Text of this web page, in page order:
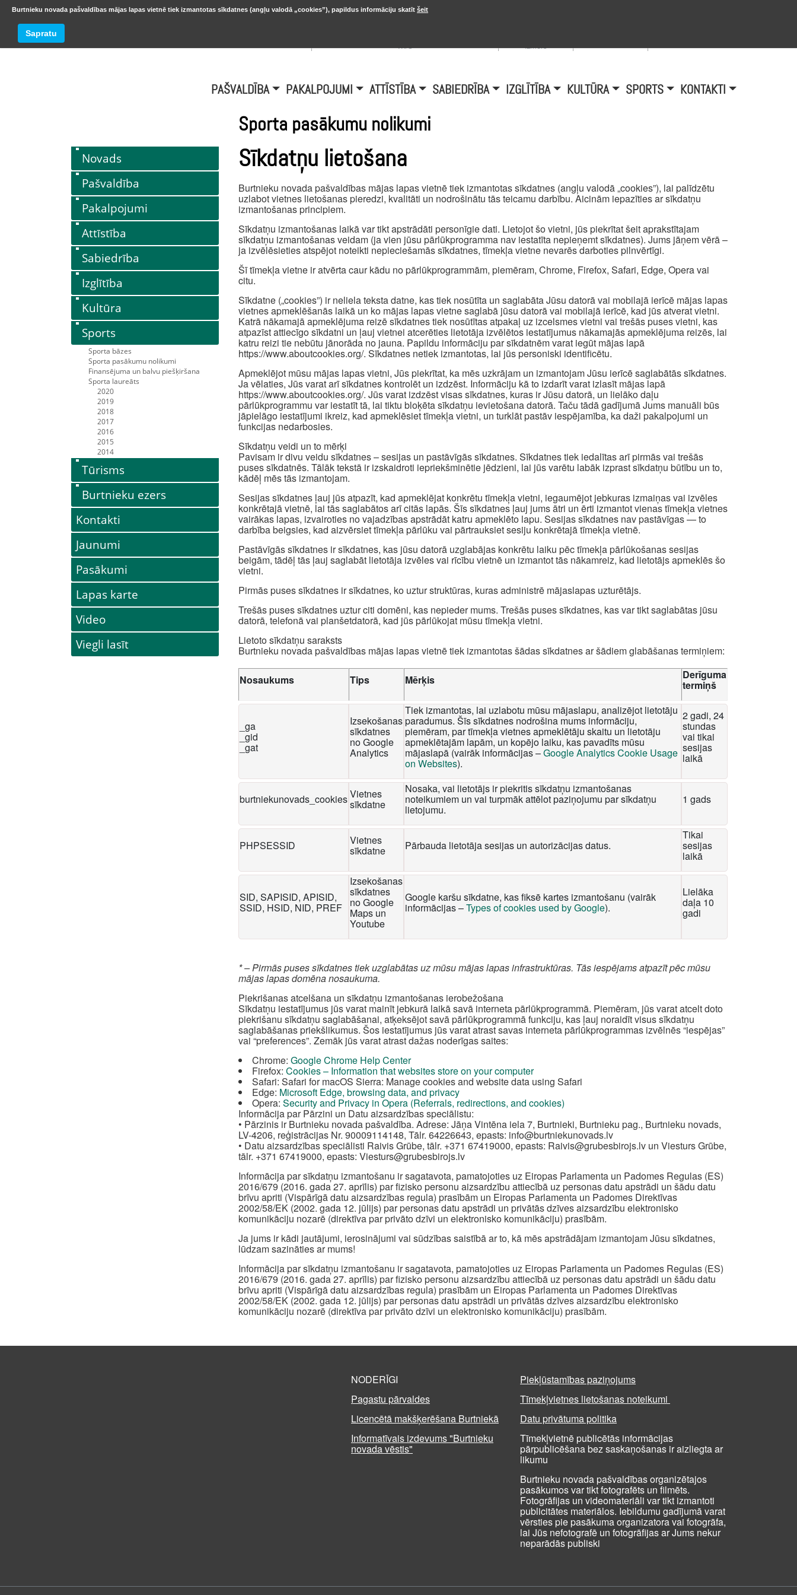
BURTNIEKU NOVADS m/s
izmērs
PAŠVALDĪBA PAKALPOJUMI ATTĪSTĪBA SABIEDRĪBA IZGLĪTĪBA KULTŪRA SPORTS KONTAKTI
Novads
Pašvaldība
Pakalpojumi
Attīstība
Sabiedrība
Izglītība
Kultūra
Sports
Sporta bāzes
Sporta pasākumu nolikumi
Finansējuma un balvu piešķiršana
Sporta laureāts
2020
2019
2018
2017
2016
2015
2014
Tūrisms
Burtnieku ezers
Kontakti
Jaunumi
Pasākumi
Lapas karte
Video
Viegli lasīt
Sporta pasākumu nolikumi
Sīkdatņu lietošana
Burtnieku novada pašvaldības mājas lapas vietnē tiek izmantotas sīkdatnes (angļu valodā „cookies”), lai palīdzētu
uzlabot vietnes lietošanas pieredzi, kvalitāti un nodrošinātu tās teicamu darbību. Aicinām iepazīties ar sīkdatņu
izmantošanas principiem.
Sīkdatņu izmantošanas laikā var tikt apstrādāti personīgie dati. Lietojot šo vietni, jūs piekrītat šeit aprakstītajam
sīkdatņu izmantošanas veidam (ja vien jūsu pārlūkprogramma nav iestatīta nepieņemt sīkdatnes). Jums jāņem vērā –
ja izvēlēsieties atspējot noteikti nepieciešamās sīkdatnes, tīmekļa vietne nevarēs darboties pilnvērtīgi.
Šī tīmekļa vietne ir atvērta caur kādu no pārlūkprogrammām, piemēram, Chrome, Firefox, Safari, Edge, Opera vai
citu.
Sīkdatne („cookies”) ir neliela teksta datne, kas tiek nosūtīta un saglabāta Jūsu datorā vai mobilajā ierīcē mājas lapas
vietnes apmeklēšanās laikā un ko mājas lapas vietne saglabā jūsu datorā vai mobilajā ierīcē, kad jūs atverat vietni.
Katrā nākamajā apmeklējuma reizē sīkdatnes tiek nosūtītas atpakaļ uz izcelsmes vietni vai trešās puses vietni, kas
atpazīst attiecīgo sīkdatni un ļauj vietnei atcerēties lietotāja izvēlētos iestatījumus nākamajās apmeklējuma reizēs, lai
katru reizi tie nebūtu jānorāda no jauna. Papildu informāciju par sīkdatnēm varat iegūt mājas lapā
https://www.aboutcookies.org/. Sīkdatnes netiek izmantotas, lai jūs personiski identificētu.
Apmeklējot mūsu mājas lapas vietni, Jūs piekrītat, ka mēs uzkrājam un izmantojam Jūsu ierīcē saglabātās sīkdatnes.
Ja vēlaties, Jūs varat arī sīkdatnes kontrolēt un izdzēst. Informāciju kā to izdarīt varat izlasīt mājas lapā
https://www.aboutcookies.org/. Jūs varat izdzēst visas sīkdatnes, kuras ir Jūsu datorā, un lielāko daļu
pārlūkprogrammu var iestatīt tā, lai tiktu bloķēta sīkdatņu ievietošana datorā. Taču tādā gadījumā Jums manuāli būs
jāpielāgo iestatījumi ikreiz, kad apmeklēsiet tīmekļa vietni, un turklāt pastāv iespējamība, ka daži pakalpojumi un
funkcijas nedarbosies.
Sīkdatņu veidi un to mērķi
Pavisam ir divu veidu sīkdatnes – sesijas un pastāvīgās sīkdatnes. Sīkdatnes tiek iedalītas arī pirmās vai trešās
puses sīkdatnēs. Tālāk tekstā ir izskaidroti iepriekšminētie jēdzieni, lai jūs varētu labāk izprast sīkdatņu būtību un to,
kādēļ mēs tās izmantojam.
Sesijas sīkdatnes ļauj jūs atpazīt, kad apmeklējat konkrētu tīmekļa vietni, iegaumējot jebkuras izmaiņas vai izvēles
konkrētajā vietnē, lai tās saglabātos arī citās lapās. Šīs sīkdatnes ļauj jums ātri un ērti izmantot vienas tīmekļa vietnes
vairākas lapas, izvairoties no vajadzības apstrādāt katru apmeklēto lapu. Sesijas sīkdatnes nav pastāvīgas — to
darbība beigsies, kad aizvērsiet tīmekļa pārlūku vai pārtrauksiet sesiju konkrētajā tīmekļa vietnē.
Pastāvīgās sīkdatnes ir sīkdatnes, kas jūsu datorā uzglabājas konkrētu laiku pēc tīmekļa pārlūkošanas sesijas
beigām, tādēļ tās ļauj saglabāt lietotāja izvēles vai rīcību vietnē un izmantot tās nākamreiz, kad lietotājs apmeklēs šo
vietni.
Pirmās puses sīkdatnes ir sīkdatnes, ko uztur struktūras, kuras administrē mājaslapas uzturētājs.
Trešās puses sīkdatnes uztur citi domēni, kas nepieder mums. Trešās puses sīkdatnes, kas var tikt saglabātas jūsu
datorā, telefonā vai planšetdatorā, kad jūs pārlūkojat mūsu tīmekļa vietni.
Lietoto sīkdatņu saraksts
Burtnieku novada pašvaldības mājas lapas vietnē tiek izmantotas šādas sīkdatnes ar šādiem glabāšanas termiņiem:
Nosaukums Tips Mērķis Derīguma
termiņš
_ga
_gid
_gat
Izsekošanas
sīkdatnes
no Google
Analytics
Tiek izmantotas, lai uzlabotu mūsu mājaslapu, analizējot lietotāju
paradumus. Šīs sīkdatnes nodrošina mums informāciju,
piemēram, par tīmekļa vietnes apmeklētāju skaitu un lietotāju
apmeklētajām lapām, un kopējo laiku, kas pavadīts mūsu
mājaslapā (vairāk informācijas –Google Analytics Cookie Usage
on Websites).
2 gadi, 24
stundas
vai tikai
sesijas
laikā
burtniekunovads_cookiesVietnes
sīkdatne
Nosaka, vai lietotājs ir piekritis sīkdatņu izmantošanas
noteikumiem un vai turpmāk attēlot paziņojumu par sīkdatņu
lietojumu.
1 gads
PHPSESSID Vietnes
sīkdatne Pārbauda lietotāja sesijas un autorizācijas datus.
Tikai
sesijas
laikā
SID, SAPISID, APISID,
SSID, HSID, NID, PREF
Izsekošanas
sīkdatnes
no Google
Maps un
Youtube
Google karšu sīkdatne, kas fiksē kartes izmantošanu (vairāk
informācijas –Types of cookies used by Google).
Lielāka
daļa 10
gadi
* – Pirmās puses sīkdatnes tiek uzglabātas uz mūsu mājas lapas infrastruktūras. Tās iespējams atpazīt pēc mūsu
mājas lapas domēna nosaukuma.
Piekrišanas atcelšana un sīkdatņu izmantošanas ierobežošana
Sīkdatņu iestatījumus jūs varat mainīt jebkurā laikā savā interneta pārlūkprogrammā. Piemēram, jūs varat atcelt doto
piekrišanu sīkdatņu saglabāšanai, atķeksējot savā pārlūkprogrammā funkciju, kas ļauj noraidīt visus sīkdatņu
saglabāšanas priekšlikumus. Šos iestatījumus jūs varat atrast savas interneta pārlūkprogrammas izvēlnēs “iespējas”
vai “preferences”. Zemāk jūs varat atrast dažas noderīgas saites:
Chrome: Google Chrome Help Center
Firefox: Cookies – Information that websites store on your computer
Safari: Safari for macOS Sierra: Manage cookies and website data using Safari
Edge: Microsoft Edge, browsing data, and privacy
Opera: Security and Privacy in Opera (Referrals, redirections, and cookies)
Informācija par Pārzini un Datu aizsardzības speciālistu:
• Pārzinis ir Burtnieku novada pašvaldība. Adrese: Jāņa Vintēna iela 7, Burtnieki, Burtnieku pag., Burtnieku novads,
LV-4206, reģistrācijas Nr. 90009114148, Tālr. 64226643, epasts: info@burtniekunovads.lv
• Datu aizsardzības speciālisti Raivis Grūbe, tālr. +371 67419000, epasts: Raivis@grubesbirojs.lv un Viesturs Grūbe,
tālr. +371 67419000, epasts: Viesturs@grubesbirojs.lv
Informācija par sīkdatņu izmantošanu ir sagatavota, pamatojoties uz Eiropas Parlamenta un Padomes Regulas (ES)
2016/679 (2016. gada 27. aprīlis) par fizisko personu aizsardzību attiecībā uz personas datu apstrādi un šādu datu
brīvu apriti (Vispārīgā datu aizsardzības regula) prasībām un Eiropas Parlamenta un Padomes Direktīvas
2002/58/EK (2002. gada 12. jūlijs) par personas datu apstrādi un privātās dzīves aizsardzību elektronisko
komunikāciju nozarē (direktīva par privāto dzīvi un elektronisko komunikāciju) prasībām.
Ja jums ir kādi jautājumi, ierosinājumi vai sūdzības saistībā ar to, kā mēs apstrādājam izmantojam Jūsu sīkdatnes,
lūdzam sazināties ar mums!
Informācija par sīkdatņu izmantošanu ir sagatavota, pamatojoties uz Eiropas Parlamenta un Padomes Regulas (ES)
2016/679 (2016. gada 27. aprīlis) par fizisko personu aizsardzību attiecībā uz personas datu apstrādi un šādu datu
brīvu apriti (Vispārīgā datu aizsardzības regula) prasībām un Eiropas Parlamenta un Padomes Direktīvas
2002/58/EK (2002. gada 12. jūlijs) par personas datu apstrādi un privātās dzīves aizsardzību elektronisko
komunikāciju nozarē (direktīva par privāto dzīvi un elektronisko komunikāciju) prasībām.
NODERĪGI
Pagastu pārvaldes
Licencētā makšķerēšana Burtniekā
Informatīvais izdevums "Burtnieku
novada vēstis"
Piekļūstamības paziņojums
Tīmekļvietnes lietošanas noteikumi
Datu privātuma politika
Tīmekļvietnē publicētās informācijas
pārpublicēšana bez saskaņošanas ir aizliegta ar
likumu
Burtnieku novada pašvaldības organizētajos
pasākumos var tikt fotografēts un filmēts.
Fotogrāfijas un videomateriāli var tikt izmantoti
publicitātes materiālos. Iebildumu gadījumā varat
vērsties pie pasākuma organizatora vai fotogrāfa,
lai Jūs nefotografē un fotogrāfijas ar Jums nekur
neparādās publiski
Burtnieku novada pašvaldības mājas lapas vietnē tiek izmantotas sīkdatnes (angļu valodā „cookies”), papildus informāciju skatīt šeit
Sapratu